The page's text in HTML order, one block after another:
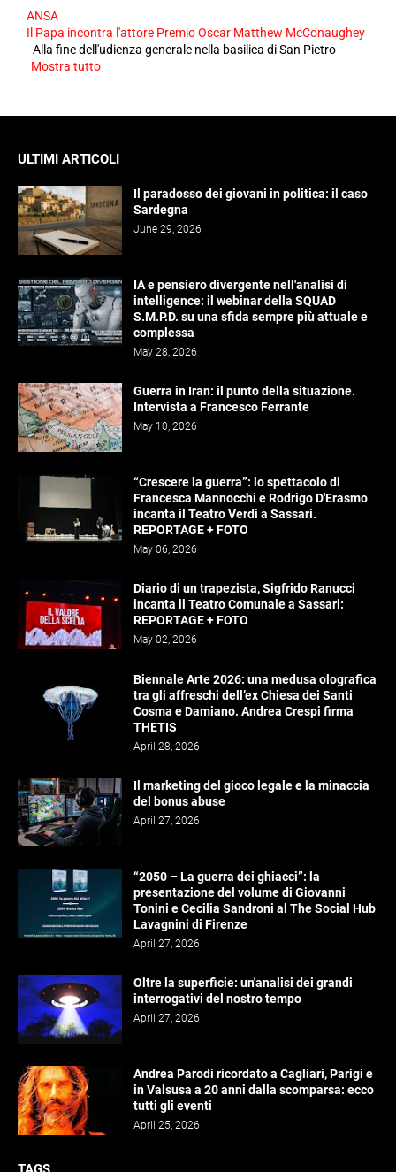
ANSA
Il Papa incontra l'attore Premio Oscar Matthew McConaughey
-Alla fine dell'udienza generale nella basilica di San Pietro
Mostra tutto
ULTIMI ARTICOLI
Il paradosso dei giovani in politica: il caso
Sardegna
June 29, 2026
IA e pensiero divergente nell'analisi di
intelligence: il webinar della SQUAD
S.M.P.D. su una sfida sempre più attuale e
complessa
May 28, 2026
Guerra in Iran: il punto della situazione.
Intervista a Francesco Ferrante
May 10, 2026
“Crescere la guerra”: lo spettacolo di
Francesca Mannocchi e Rodrigo D'Erasmo
incanta il Teatro Verdi a Sassari.
REPORTAGE + FOTO
May 06, 2026
Diario di un trapezista, Sigfrido Ranucci
incanta il Teatro Comunale a Sassari:
REPORTAGE + FOTO
May 02, 2026
Biennale Arte 2026: una medusa olografica
tra gli affreschi dell’ex Chiesa dei Santi
Cosma e Damiano. Andrea Crespi firma
THETIS
April 28, 2026
Il marketing del gioco legale e la minaccia
del bonus abuse
April 27, 2026
“2050 – La guerra dei ghiacci”: la
presentazione del volume di Giovanni
Tonini e Cecilia Sandroni al The Social Hub
Lavagnini di Firenze
April 27, 2026
Oltre la superficie: un'analisi dei grandi
interrogativi del nostro tempo
April 27, 2026
Andrea Parodi ricordato a Cagliari, Parigi e
in Valsusa a 20 anni dalla scomparsa: ecco
tutti gli eventi
April 25, 2026